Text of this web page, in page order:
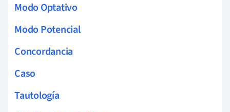
Modo Optativo
Modo Potencial
Concordancia
Caso
Tautología